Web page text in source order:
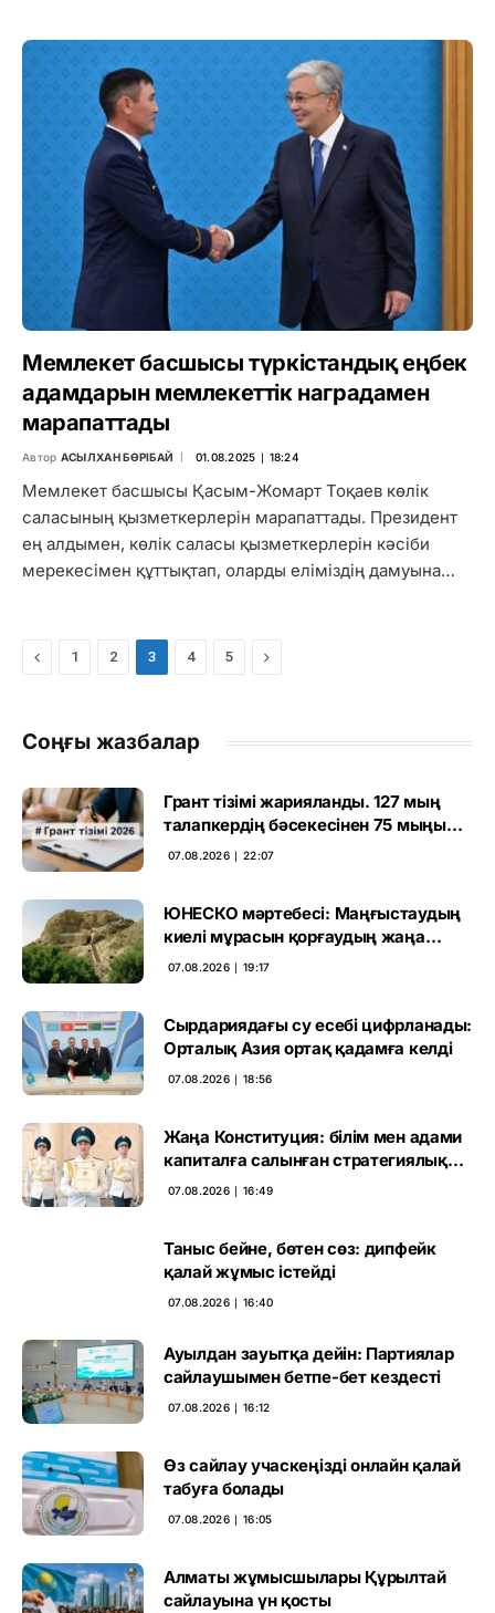
Мемлекет басшысы түркістандық еңбек
адамдарын мемлекеттік наградамен
марапаттады
Автор АСЫЛХАН БӨРІБАЙ 01.08.2025 ∣ 18:24
Мемлекет басшысы Қасым-Жомарт Тоқаев көлік
саласының қызметкерлерін марапаттады. Президент
ең алдымен, көлік саласы қызметкерлерін кәсіби
мерекесімен құттықтап, оларды еліміздің дамуына…
Previous
1 2 3 4 5 Next
Соңғы жазбалар
Грант тізімі жарияланды. 127 мың
талапкердің бәсекесінен 75 мыңы
өтті
07.08.2026 ∣ 22:07
ЮНЕСКО мәртебесі: Маңғыстаудың
киелі мұрасын қорғаудың жаңа
кезеңі басталды
07.08.2026 ∣ 19:17
Сырдариядағы су есебі цифрланады:
Орталық Азия ортақ қадамға келді
07.08.2026 ∣ 18:56
Жаңа Конституция: білім мен адами
капиталға салынған стратегиялық
негіз
07.08.2026 ∣ 16:49
Таныс бейне, бөтен сөз: дипфейк
қалай жұмыс істейді
07.08.2026 ∣ 16:40
Ауылдан зауытқа дейін: Партиялар
сайлаушымен бетпе-бет кездесті
07.08.2026 ∣ 16:12
Өз сайлау учаскеңізді онлайн қалай
табуға болады
07.08.2026 ∣ 16:05
Алматы жұмысшылары Құрылтай
сайлауына үн қосты